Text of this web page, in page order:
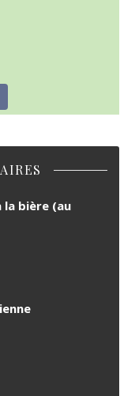
la bière (au